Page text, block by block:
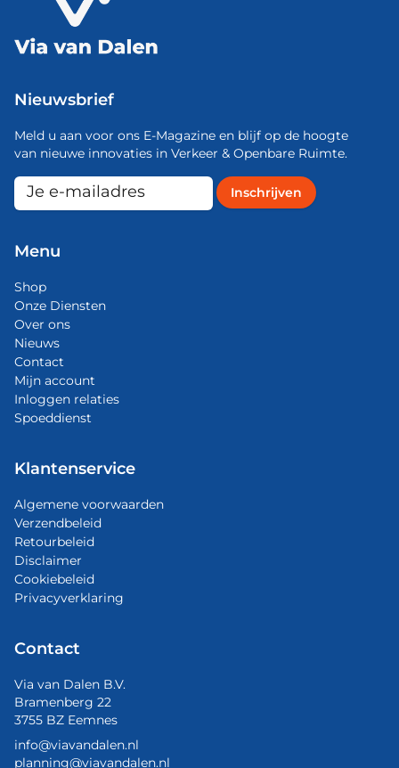
Nieuwsbrief
Meld u aan voor ons E-Magazine en blijf op de hoogte
van nieuwe innovaties in Verkeer & Openbare Ruimte.
Menu
Shop
Onze Diensten
Over ons
Nieuws
Contact
Mijn account
Inloggen relaties
Spoeddienst
Klantenservice
Algemene voorwaarden
Verzendbeleid
Retourbeleid
Disclaimer
Cookiebeleid
Privacyverklaring
Contact
Via van Dalen B.V.
Bramenberg 22
3755 BZ Eemnes
info@viavandalen.nl
planning@viavandalen.nl